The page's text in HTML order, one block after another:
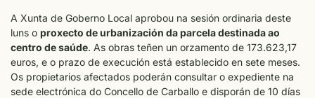
A Xunta de Goberno Local aprobou na sesión ordinaria deste
luns o proxecto de urbanización da parcela destinada ao
centro de saúde. As obras teñen un orzamento de 173.623,17
euros, e o prazo de execución está establecido en sete meses.
Os propietarios afectados poderán consultar o expediente na
sede electrónica do Concello de Carballo e disporán de 10 días